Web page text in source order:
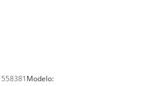
558381Modelo: